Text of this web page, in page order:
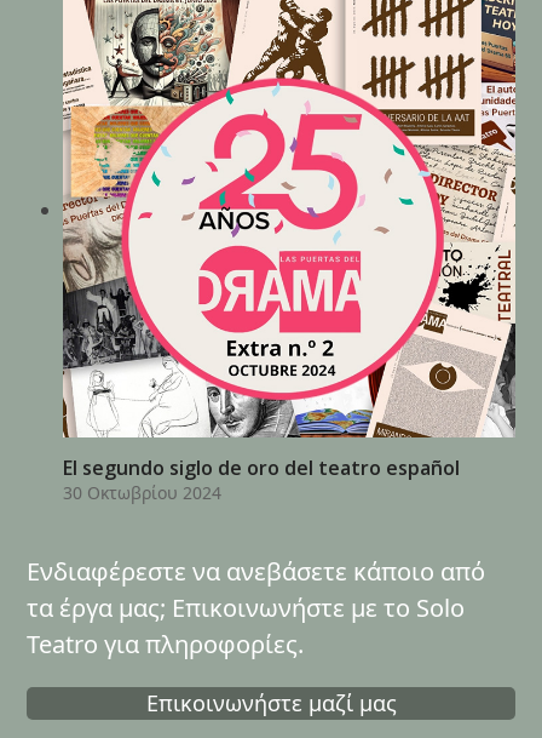
El segundo siglo de oro del teatro español
30 Οκτωβρίου 2024
Ενδιαφέρεστε να ανεβάσετε κάποιο από
τα έργα μας; Επικοινωνήστε με το Solo
Teatro για πληροφορίες.
Επικοινωνήστε μαζί μας